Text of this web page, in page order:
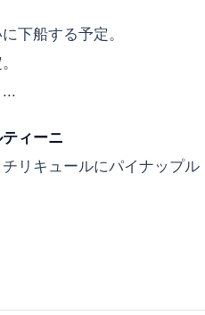
下船する予定。
ィーニ
リキュールにパイナップル